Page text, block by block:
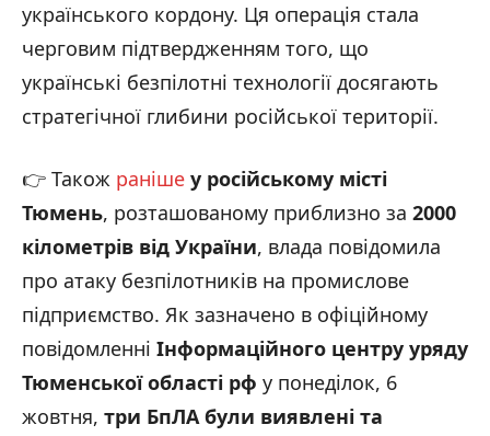
українського кордону. Ця операція стала
черговим підтвердженням того, що
українські безпілотні технології досягають
стратегічної глибини російської території.
👉 Також раніше у російському місті
Тюмень, розташованому приблизно за 2000
кілометрів від України, влада повідомила
про атаку безпілотників на промислове
підприємство. Як зазначено в офіційному
повідомленні Інформаційного центру уряду
Тюменської області рф у понеділок, 6
жовтня, три БпЛА були виявлені та